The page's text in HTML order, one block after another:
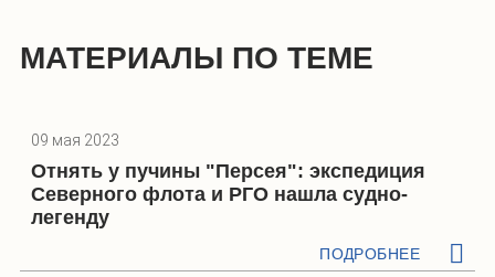
МАТЕРИАЛЫ ПО ТЕМЕ
09 мая 2023
Отнять у пучины "Персея": экспедиция
Северного флота и РГО нашла судно-
легенду
ПОДРОБНЕЕ